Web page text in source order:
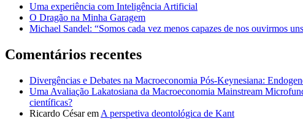
Uma experiência com Inteligência Artificial
O Dragão na Minha Garagem
Michael Sandel: “Somos cada vez menos capazes de nos ouvirmos
Comentários recentes
Divergências e Debates na Macroeconomia Pós-Keynesiana:
Uma Avaliação Lakatosiana da Macroeconomia Mainstream
científicas?
Ricardo Césarem A perspetiva deontológica de Kant